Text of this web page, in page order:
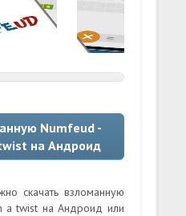
Numfeud -
на Андроид
скачать взломанную
a twist на Андроид или